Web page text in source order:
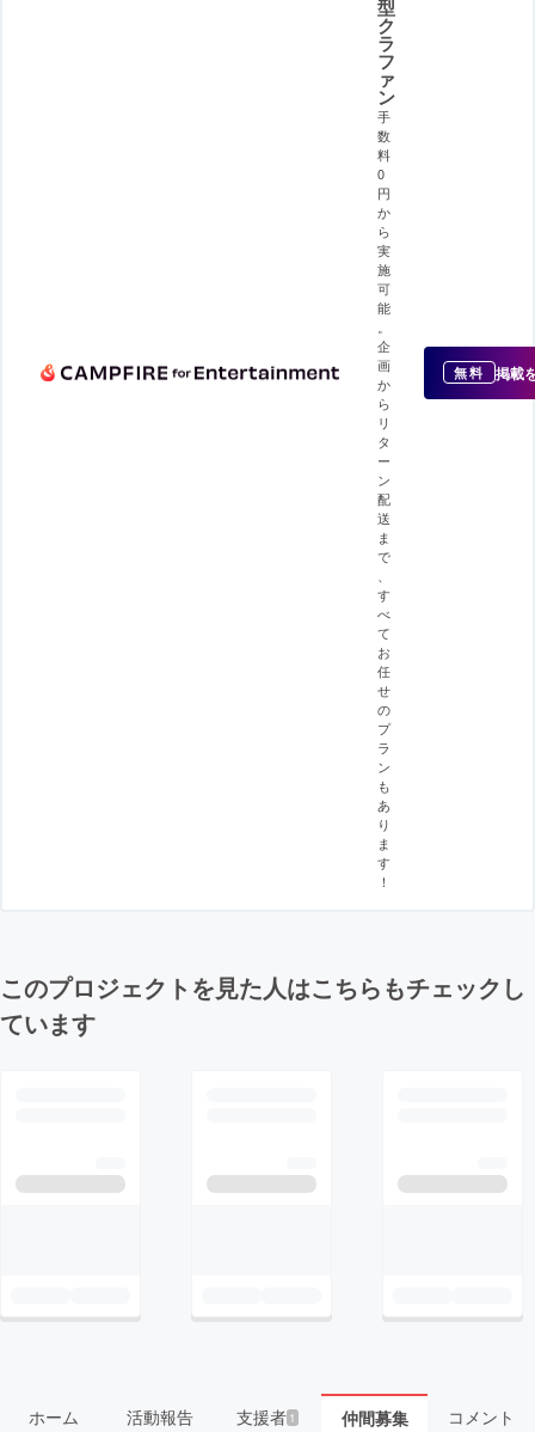
型
ク
ラ
フ
ァ
ン
手
数
料
0
円
か
ら
実
施
可
能
企
画
か
ら
リ
タ
ー
ン
配
送
ま
で
す
べ
て
お
任
せ
の
プ
ラ
ン
も
あ
り
ま
す
！
無料 掲載
このプロジェクトを見た人はこちらもチェックし
ています
ホーム 活動報告 支援者 1 仲間募集 コメント